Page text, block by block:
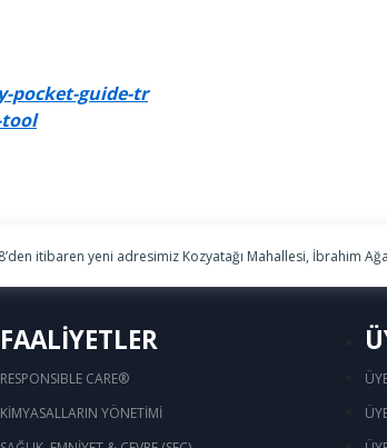
pocket-guide-tr
itibaren yeni adresimiz Kozyatağı Mahallesi, İbrahim
FAALİYETLER
RESPONSIBLE CARE®
KİMYASALLARIN YÖNETİMİ